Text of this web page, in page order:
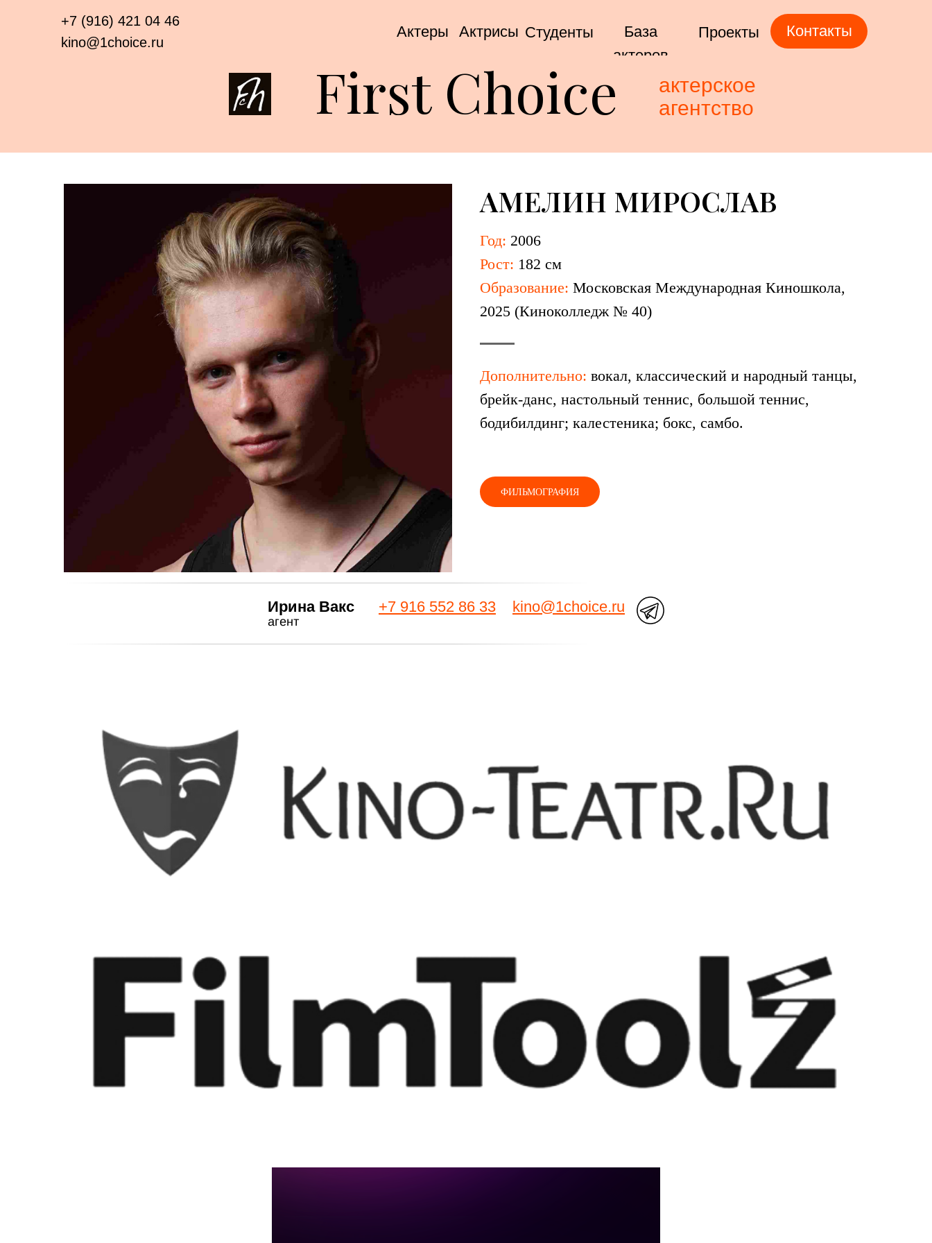
Актеры Актрисы
База
актеров
Студенты Проекты Контакты
+7 (916) 421 04 46
kino@1choice.ru
актерское
агентство
First Choice
АМЕЛИН МИРОСЛАВ
Год: 2006
Рост: 182 см
Образование: Московская Международная Киношкола,
2025 (Киноколледж № 40)
Дополнительно: вокал, классический и народный танцы,
брейк-данс, настольный теннис, большой теннис,
бодибилдинг; калестеника; бокс, самбо.
ФИЛЬМОГРАФИЯ
Ирина Вакс +7 916 552 86 33 kino@1choice.ru
агент